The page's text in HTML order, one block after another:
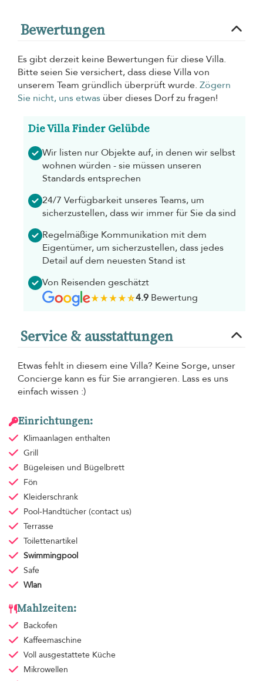
Bewertungen
Es gibt derzeit keine Bewertungen für diese Villa.
Bitte seien Sie versichert, dass diese Villa von
unserem Team gründlich überprüft wurde. Zögern
Sie nicht, uns etwas über dieses Dorf zu fragen!
Die Villa Finder Gelübde
Wir listen nur Objekte auf, in denen wir selbst
wohnen würden - sie müssen unseren
Standards entsprechen
24/7 Verfügbarkeit unseres Teams, um
sicherzustellen, dass wir immer für Sie da sind
Regelmäßige Kommunikation mit dem
Eigentümer, um sicherzustellen, dass jedes
Detail auf dem neuesten Stand ist
Von Reisenden geschätzt
4.9Bewertung
Service & ausstattungen
Etwas fehlt in diesem eine Villa? Keine Sorge, unser
Concierge kann es für Sie arrangieren. Lass es uns
einfach wissen :)
Einrichtungen:
Klimaanlagen enthalten
Grill
Bügeleisen und Bügelbrett
Fön
Kleiderschrank
Pool-Handtücher (contact us)
Terrasse
Toilettenartikel
Swimmingpool
Safe
Wlan
Mahlzeiten:
Backofen
Kaffeemaschine
Voll ausgestattete Küche
Mikrowellen